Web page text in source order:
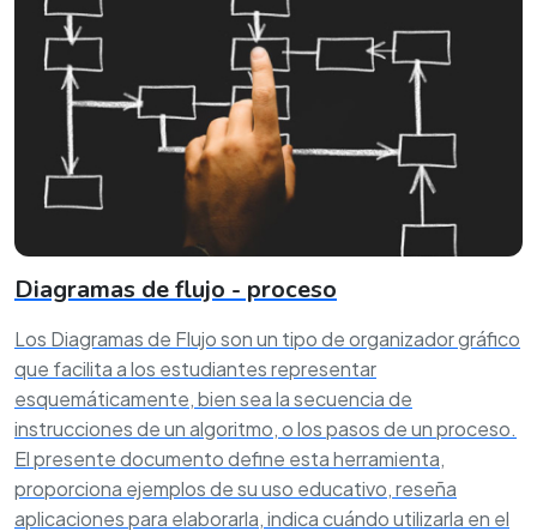
Diagramas de flujo - proceso
Los Diagramas de Flujo son un tipo de organizador gráfico
que facilita a los estudiantes representar
esquemáticamente, bien sea la secuencia de
instrucciones de un algoritmo, o los pasos de un proceso.
El presente documento define esta herramienta,
proporciona ejemplos de su uso educativo, reseña
aplicaciones para elaborarla, indica cuándo utilizarla en el